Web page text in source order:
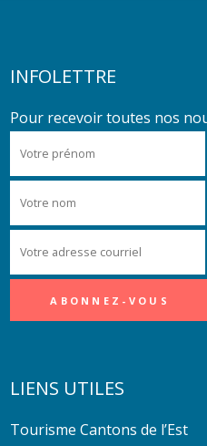
INFOLETTRE
Pour recevoir toutes nos
LIENS UTILES
Tourisme Cantons de l’Est